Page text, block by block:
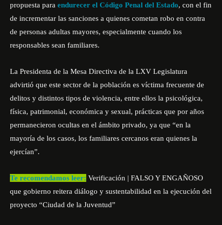
propuesta para endurecer el Código Penal del Estado, con el fin
de incrementar las sanciones a quienes cometan robo en contra
de personas adultas mayores, especialmente cuando los
responsables sean familiares.
La Presidenta de la Mesa Directiva de la LXV Legislatura
advirtió que este sector de la población es víctima frecuente de
delitos y distintos tipos de violencia, entre ellos la psicológica,
física, patrimonial, económica y sexual, prácticas que por años
permanecieron ocultas en el ámbito privado, ya que “en la
mayoría de los casos, los familiares cercanos eran quienes la
ejercían”.
Te recomendamos leer: Verificación | FALSO Y ENGAÑOSO
que gobierno reitera diálogo y sustentabilidad en la ejecución del
proyecto “Ciudad de la Juventud”